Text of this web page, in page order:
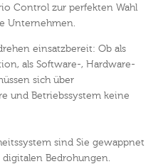
Control zur perfekten Wahl
Unternehmen.
einsatzbereit: Ob als
als Software-, Hardware-
sich über
und Betriebssystem keine
sind Sie gewappnet
Bedrohungen.